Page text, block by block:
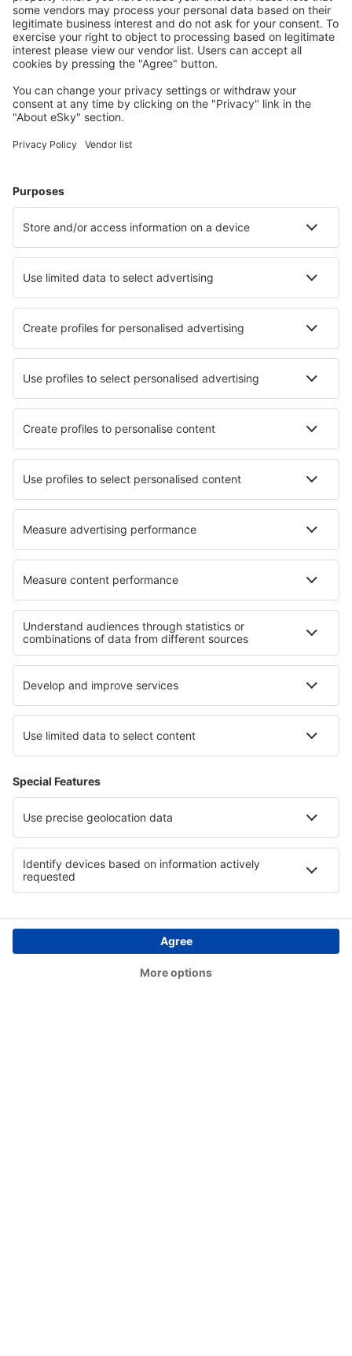
Pagadian Airport (PAG)
Puerto Princesa Airport (PPS)
Roxas Airport (RXS)
San Jose Airport (SJI)
San Vicente Airport (SWL)
Subic Bay (SFS)
Surigao Airport (SUG)
Tawi-Tawi Airport (TWT)
Tuguegarao Airport (TUG)
Virac Airport (VRC)
Zamboanga Airport (ZAM)